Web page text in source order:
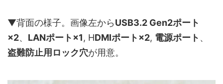
▼背面の様子。画像左からUSB3.2 Gen2ポート
×2、 LANポート×1, HDMIポート×2, 電源ポート 、
盗難防止用ロック穴が用意。